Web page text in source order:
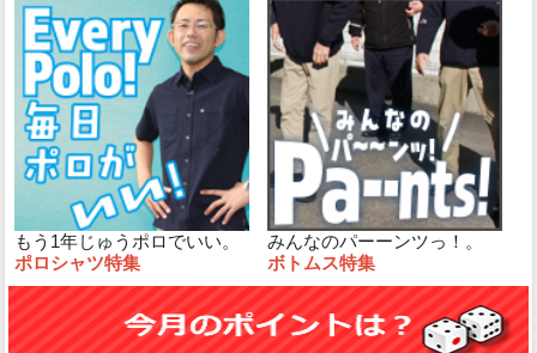
もう1年じゅうポロでいい。
ポロシャツ特集
みんなのパーーンツっ！。
ボトムス特集